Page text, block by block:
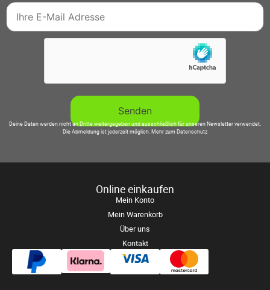
Deine Daten werden nicht an Dritte weitergegeben und ausschließlich für unseren Newsletter verwendet.
Die Abmeldung ist jederzeit möglich.Mehr zum Datenschutz
Online einkaufen
Mein Konto
Mein Warenkorb
Über uns
Kontakt